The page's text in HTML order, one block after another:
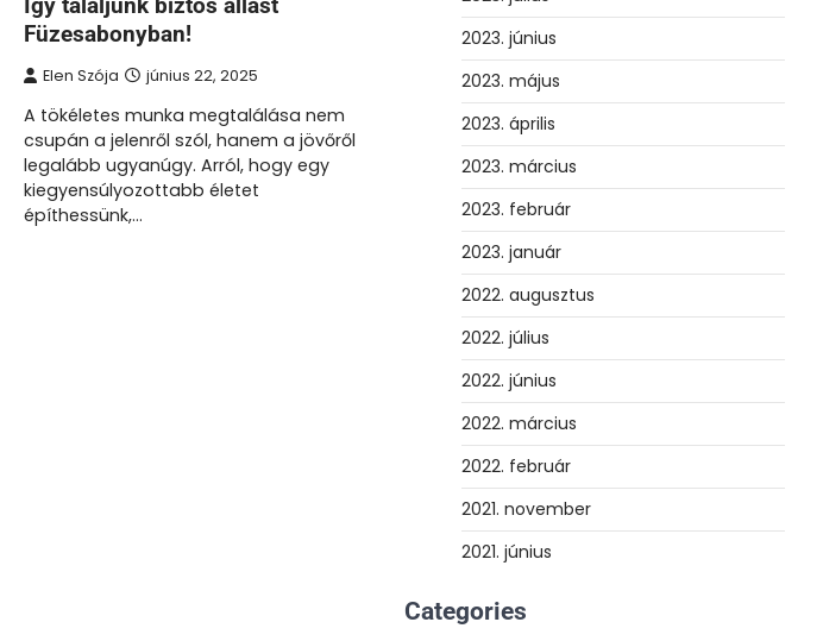
Füzesabonyban!
Elen Szója június 22, 2025
A tökéletes munka megtalálása nem
csupán a jelenről szól, hanem a jövőről
legalább ugyanúgy. Arról, hogy egy
kiegyensúlyozottabb életet
építhessünk,…
2023. június
2023. május
2023. április
2023. március
2023. február
2023. január
2022. augusztus
2022. július
2022. június
2022. március
2022. február
2021. november
2021. június
Categories